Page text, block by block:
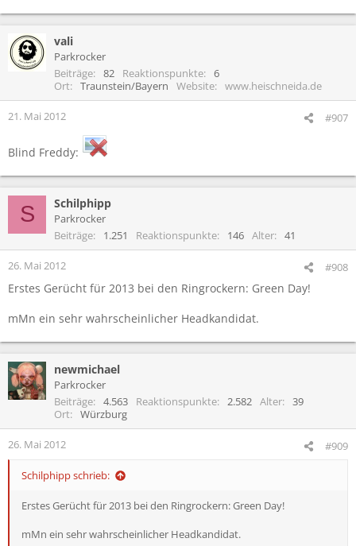
vali
Parkrocker
Beiträge
82 Reaktionspunkte
6
Ort
Traunstein/Bayern Website www.heischneida.de
21. Mai 2012 #907
Blind Freddy:
S Schilphipp
Parkrocker
Beiträge
1.251 Reaktionspunkte 146 Alter 41
26. Mai 2012 #908
Erstes Gerücht für 2013 bei den Ringrockern: Green Day!
mMn ein sehr wahrscheinlicher Headkandidat.
newmichael
Parkrocker
Beiträge
4.563 Reaktionspunkte 2.582 Alter
39
Ort
Würzburg
26. Mai 2012 #909
Schilphipp schrieb:
Erstes Gerücht für 2013 bei den Ringrockern: Green Day!
mMn ein sehr wahrscheinlicher Headkandidat.